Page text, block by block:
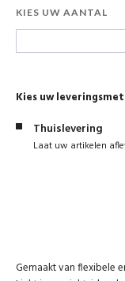
KIES UW AANTAL
Kies uw
Thuislevering
Laat uw artikelen
Gemaakt van flexibele